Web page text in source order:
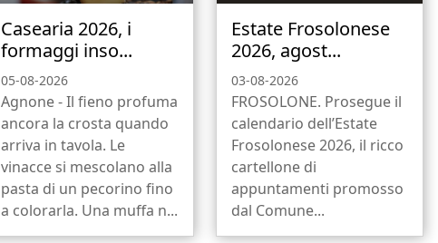
Casearia 2026, i
formaggi inso...
05-08-2026
Agnone - Il fieno profuma
ancora la crosta quando
arriva in tavola. Le
vinacce si mescolano alla
pasta di un pecorino fino
a colorarla. Una muffa n...
Estate Frosolonese
2026, agost...
03-08-2026
FROSOLONE. Prosegue il
calendario dell’Estate
Frosolonese 2026, il ricco
cartellone di
appuntamenti promosso
dal Comune...